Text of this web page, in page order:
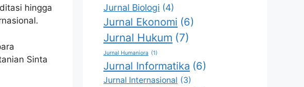
hingga
Sinta
Jurnal Biologi (4)
Jurnal Ekonomi (6)
Jurnal Hukum (7)
Jurnal Humaniora (1)
Jurnal Informatika (6)
Jurnal Internasional (3)